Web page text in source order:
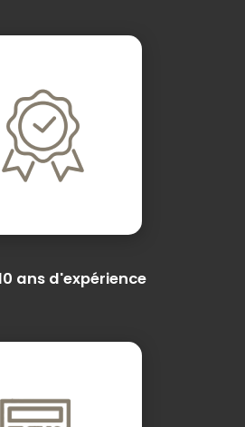
ans d'expérience